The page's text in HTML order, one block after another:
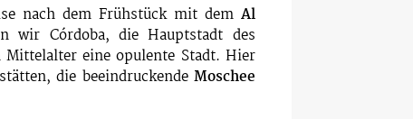
nach dem Frühstück mit dem Al
wir Córdoba, die Hauptstadt des
eine opulente Stadt. Hier
die beeindruckende Moschee